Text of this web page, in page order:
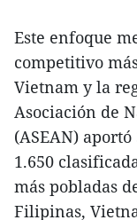
Este enfoque
competitivo
Vietnam y la
Asociación de
(ASEAN)
1.650
más pobladas
Filipinas,